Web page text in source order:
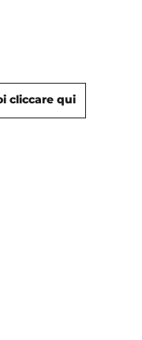
cliccare qui